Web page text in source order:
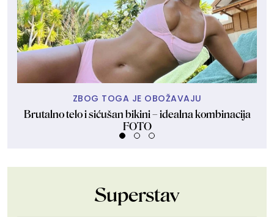
ZBOG TOGA JE OBOŽAVAJU
Brutalno telo i sićušan bikini – idealna kombinacija
FOTO
Superstav